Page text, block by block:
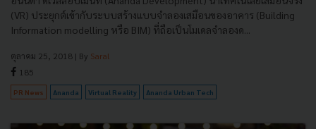
(VR) ประยุกต์เข้ากับระบบสร้างแบบจำลองเสมือนของอาคาร (Building
Information modelling หรือ BIM) ที่ถือเป็นโมเดลจำลองด...
ตุลาคม 25, 2018 | By Saral
185
PR News Ananda Virtual Reality Ananda Urban Tech